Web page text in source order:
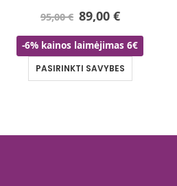
pavasario-rudens
striukė 40 gr su
apšiltinimu –
NAUJIENOS!
95,00€ 89,00 €
-6% kainos laimėjimas 6€
PASIRINKTI SAVYBES